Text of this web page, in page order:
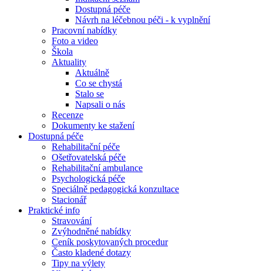
Dostupná péče
Návrh na léčebnou péči - k vyplnění
Pracovní nabídky
Foto a video
Škola
Aktuality
Aktuálně
Co se chystá
Stalo se
Napsali o nás
Recenze
Dokumenty ke stažení
Dostupná péče
Rehabilitační péče
Ošetřovatelská péče
Rehabilitační ambulance
Psychologická péče
Speciálně pedagogická konzultace
Stacionář
Praktické info
Stravování
Zvýhodněné nabídky
Ceník poskytovaných procedur
Často kladené dotazy
Tipy na výlety